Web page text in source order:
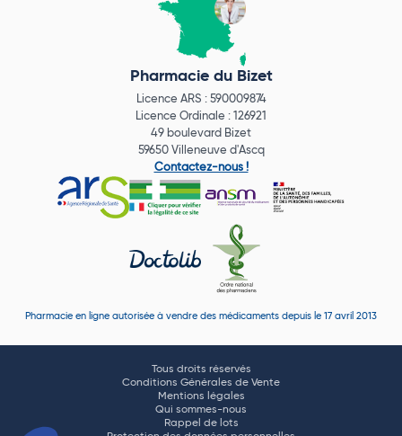
Pharmacie du Bizet
Licence ARS : 590009874
Licence Ordinale : 126921
49 boulevard Bizet
59650 Villeneuve d'Ascq
Contactez-nous !
Pharmacie en ligne autorisée à vendre des médicaments depuis le 17 avril 2013
Tous droits réservés
Conditions Générales de Vente
Mentions légales
Qui sommes-nous
Rappel de lots